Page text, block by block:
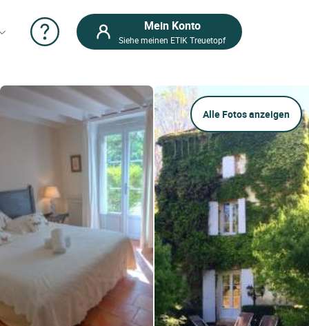
Mein Konto
Siehe meinen ETIK Treuetopf
Alle Fotos anzeigen